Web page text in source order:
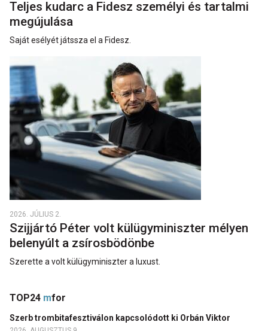
Teljes kudarc a Fidesz személyi és tartalmi
megújulása
Saját esélyét játssza el a Fidesz.
2026. JÚLIUS 2.
Szijjártó Péter volt külügyminiszter mélyen
belenyúlt a zsírosbödönbe
Szerette a volt külügyminiszter a luxust.
TOP24 mfor
Szerb trombitafesztiválon kapcsolódott ki Orbán Viktor